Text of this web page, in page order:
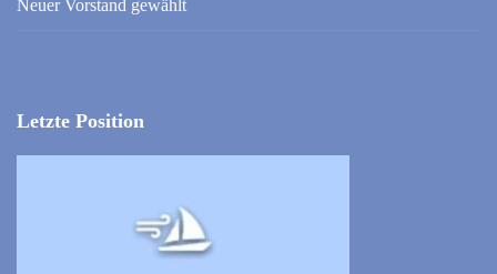
Neuer Vorstand gewählt
Letzte Position